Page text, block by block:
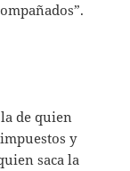
de quien
y
saca la